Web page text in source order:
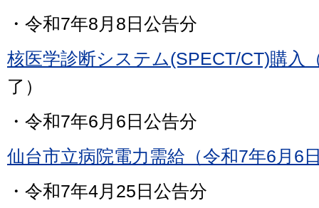
・令和7年8月8日公告分
核医学診断システム(SPECT/CT)購入
了）
・令和7年6月6日公告分
仙台市立病院電力需給（令和7年6月6
・令和7年4月25日公告分